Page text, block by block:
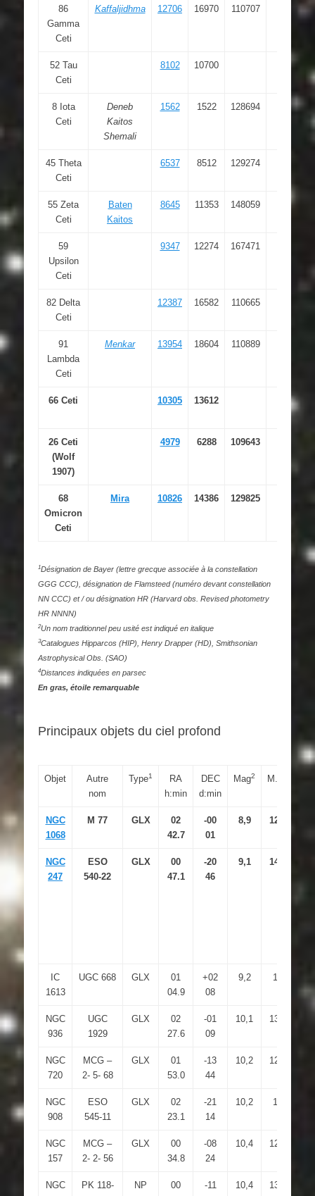
86
Gamma
Ceti
Kaffaljidhma 12706 16970 110707
02 43
52 Tau
Ceti
8102 10700
01 44
8 Iota
Ceti
Deneb
Kaitos
Shemali
1562 1522 128694
00 19
45 Theta
Ceti
6537 8512 129274
55 Zeta
Ceti
Baten
Kaitos
8645 11353 148059
01 51
59
Upsilon
Ceti
9347 12274 167471
82 Delta
Ceti
12387 16582 110665
91
Lambda
Ceti
Menkar 13954 18604 110889
66 Ceti 10305 13612
02 12
47.541
26 Ceti
(Wolf
1907)
4979 6288 109643
68
Omicron
Ceti
Mira 10826 14386 129825
1Désignation de Bayer (lettre grecque associée à la constellation
GGG CCC), désignation de Flamsteed (numéro devant constellation
NN CCC) et / ou désignation HR (Harvard obs. Revised photometry
HR NNNN)
2Un nom traditionnel peu usité est indiqué en italique
3Catalogues Hipparcos (HIP), Henry Drapper (HD), Smithsonian
Astrophysical Obs. (SAO)
4Distances indiquées en parsec
En gras, étoile remarquable
Principaux objets du ciel profond
Objet
Autre
nom
Type1
RA
h:min
DEC
d:min
Mag2 M.S
NGC
1068
M 77 GLX
02
42.7
-00
01
8,9 12,8
NGC
247
ESO
540-22
GLX
00
47.1
-20
46
9,1 14,4
IC
1613
UGC 668 GLX
01
04.9
+02
08
9,2 15
NGC
936
UGC
1929
GLX
02
27.6
-01
09
10,1 13,2
NGC
720
MCG –
2- 5- 68
GLX
01
53.0
-13
44
10,2 12,8
NGC
908
ESO
545-11
GLX
02
23.1
-21
14
10,2 13
NGC
157
MCG –
2- 2- 56
GLX
00
34.8
-08
24
10,4 12,9
NGC
PK 118-
NP
00
-11
10,4 13,5